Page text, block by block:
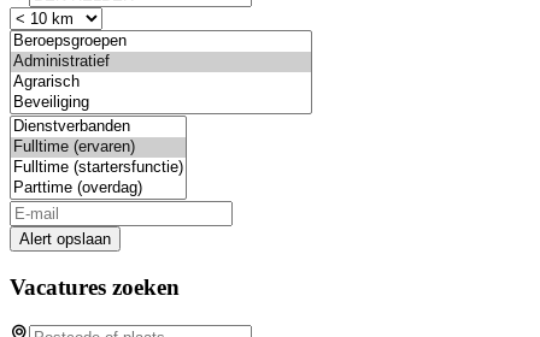
Alert opslaan
Vacatures zoeken